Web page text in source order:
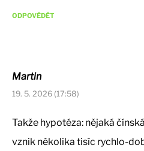
ODPOVĚDĚT
Martin
19. 5. 2026 (17:58)
Takže hypotéza: nějaká
vznik několika tisíc rychlo-